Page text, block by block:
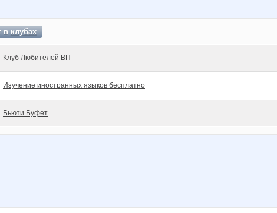
вклубах
Клуб Любителей ВП
Изучение иностранных языков бесплатно
Бьюти Буфет